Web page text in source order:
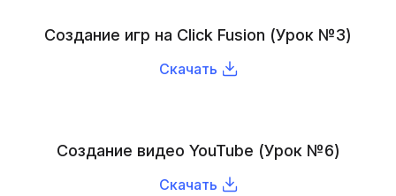
Создание игр на Click Fusion (Урок №3)
Скачать
Создание видео YouTube (Урок №6)
Скачать